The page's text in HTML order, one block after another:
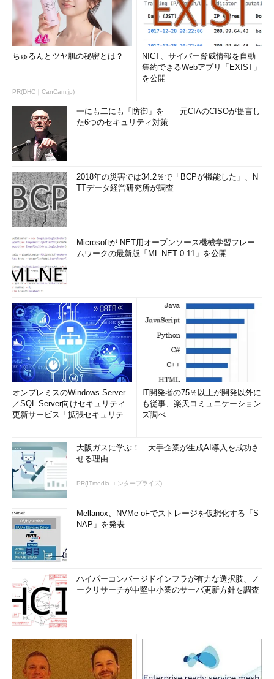
ちゅるんとツヤ肌の秘密とは？
PR(DHC｜CanCam.jp)
NICT、サイバー脅威情報を自動
集約できるWebアプリ「EXIST」
を公開
一にも二にも「防御」を――元CIAのCISOが提言し
た6つのセキュリティ対策
2018年の災害では34.2％で「BCPが機能した」、N
TTデータ経営研究所が調査
Microsoftが.NET用オープンソース機械学習フレー
ムワークの最新版「ML.NET 0.11」を公開
オンプレミスのWindows Server
／SQL Server向けセキュリティ
更新サービス「拡張セキュリティ
IT開発者の75％以上が開発以外に
も従事、楽天コミュニケーション
ズ調べ
大阪ガスに学ぶ！ 大手企業が生成AI導入を成功さ
せる理由
PR(ITmedia エンタープライズ)
Mellanox、NVMe-oFでストレージを仮想化する「S
NAP」を発表
ハイパーコンバージドインフラが有力な選択肢、ノ
ークリサーチが中堅中小業のサーバ更新方針を調査